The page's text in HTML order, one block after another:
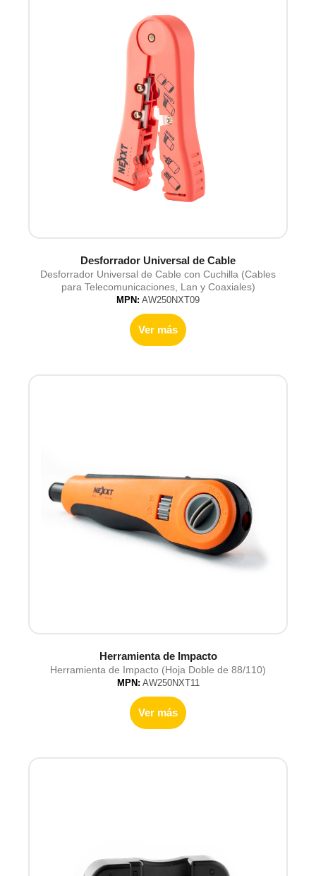
Desforrador Universal de Cable
Desforrador Universal de Cable con Cuchilla (Cables
para Telecomunicaciones, Lan y Coaxiales)
MPN: AW250NXT09
Ver más
Herramienta de Impacto
Herramienta de Impacto (Hoja Doble de 88/110)
MPN: AW250NXT11
Ver más